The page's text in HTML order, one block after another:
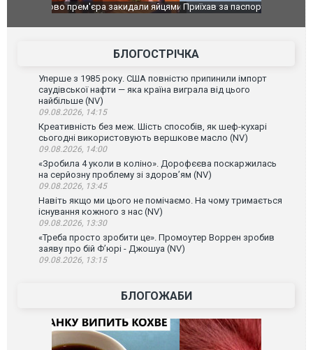
яйцямиПриїхав за паспортом та квартирою": у полон
до українських військових потрапив тезка
зіркового футболіста Мохамеда Салаха
Одесу
ураганним
БЛОГОСТРІЧКА
Уперше з 1985 року. США повністю припинили імпорт
саудівської нафти — яка країна виграла від цього
найбільше (NV)
09.08.2026, 14:15
Креативність без меж. Шість способів, як шеф-кухарі
сьогодні використовують вершкове масло (NV)
09.08.2026, 14:00
«Зробила 4 уколи в коліно». Дорофєєва поскаржилась
на серйозну проблему зі здоров’ям (NV)
09.08.2026, 13:45
Навіть якщо ми цього не помічаємо. На чому тримається
існування кожного з нас (NV)
09.08.2026, 13:30
«Треба просто зробити це». Промоутер Воррен зробив
заяву про бій Ф’юрі - Джошуа (NV)
09.08.2026, 13:15
БЛОГОЖАБИ